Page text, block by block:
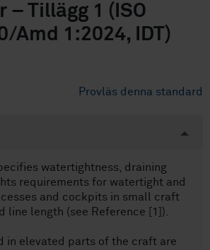
Tillägg 1 (ISO
Amd 1:2024, IDT)
Provläs denna standard
watertightness, draining
requirements for watertight and
and cockpits in small craft
line length (see Reference [1]).
in elevated parts of the craft are